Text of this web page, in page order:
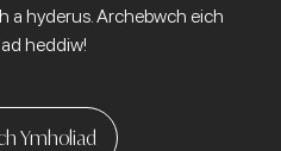
a hyderus. Archebwch eich
heddiw!
Ymholiad